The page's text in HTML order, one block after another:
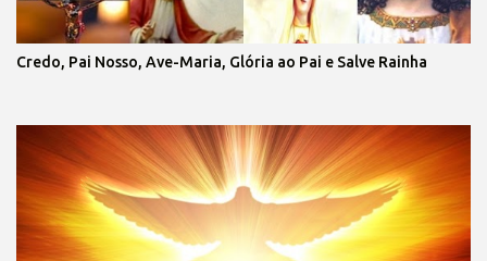
Credo, Pai Nosso, Ave-Maria, Glória ao Pai e Salve Rainha